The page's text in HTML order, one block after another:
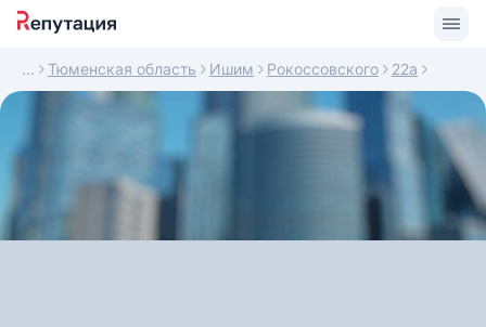
Тюменская область Ишим Рокоссовского 22а